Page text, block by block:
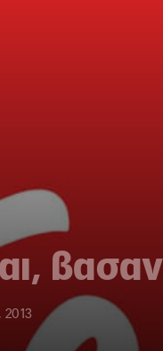
2013